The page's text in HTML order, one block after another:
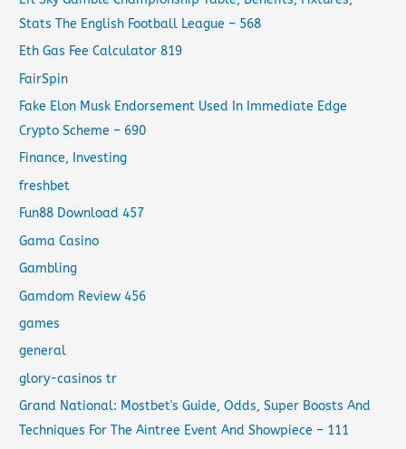
Stats The English Football League – 568
Eth Gas Fee Calculator 819
FairSpin
Fake Elon Musk Endorsement Used In Immediate Edge
Crypto Scheme – 690
Finance, Investing
freshbet
Fun88 Download 457
Gama Casino
Gambling
Gamdom Review 456
games
general
glory-casinos tr
Grand National: Mostbet's Guide, Odds, Super Boosts And
Techniques For The Aintree Event And Showpiece – 111